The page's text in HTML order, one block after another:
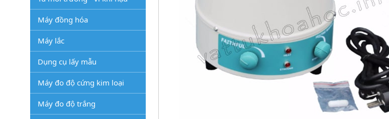
Máy đồng hóa
Máy lắc
Dụng cụ lấy mẫu
Máy đo độ cứng kim loại
Máy đo độ trắng